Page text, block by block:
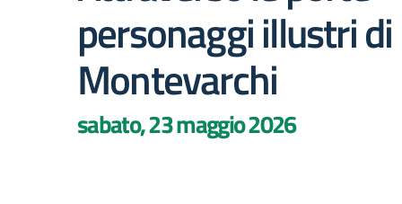
personaggi illustri di
Montevarchi
sabato, 23 maggio 2026